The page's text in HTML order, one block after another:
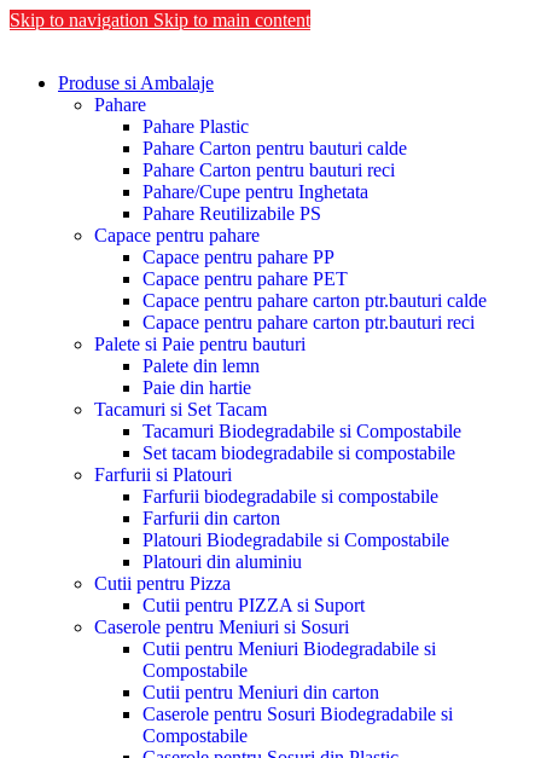
Skip to navigation Skip to main content
Produse si Ambalaje
Pahare
Pahare Plastic
Pahare Carton pentru bauturi calde
Pahare Carton pentru bauturi reci
Pahare/Cupe pentru Inghetata
Pahare Reutilizabile PS
Capace pentru pahare
Capace pentru pahare PP
Capace pentru pahare PET
Capace pentru pahare carton ptr.bauturi calde
Capace pentru pahare carton ptr.bauturi reci
Palete si Paie pentru bauturi
Palete din lemn
Paie din hartie
Tacamuri si Set Tacam
Tacamuri Biodegradabile si Compostabile
Set tacam biodegradabile si compostabile
Farfurii si Platouri
Farfurii biodegradabile si compostabile
Farfurii din carton
Platouri Biodegradabile si Compostabile
Platouri din aluminiu
Cutii pentru Pizza
Cutii pentru PIZZA si Suport
Caserole pentru Meniuri si Sosuri
Cutii pentru Meniuri Biodegradabile si
Compostabile
Cutii pentru Meniuri din carton
Caserole pentru Sosuri Biodegradabile si
Compostabile